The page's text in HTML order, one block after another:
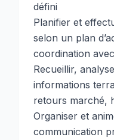
défini
Planifier et
selon un plan
coordination avec
Recueillir,
informations
retours marché,
Organiser et
communication